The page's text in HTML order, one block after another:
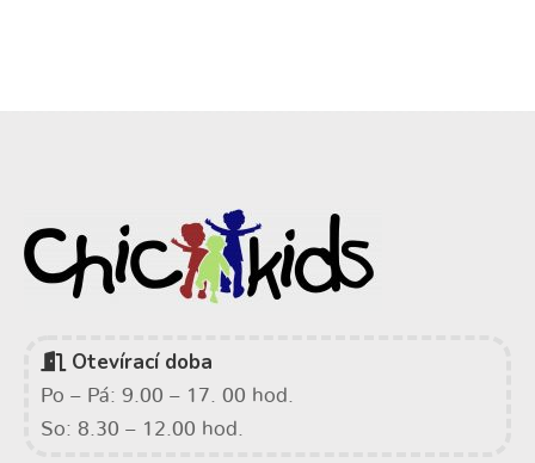
Otevírací doba
Po – Pá: 9.00 – 17. 00 hod.
So: 8.30 – 12.00 hod.